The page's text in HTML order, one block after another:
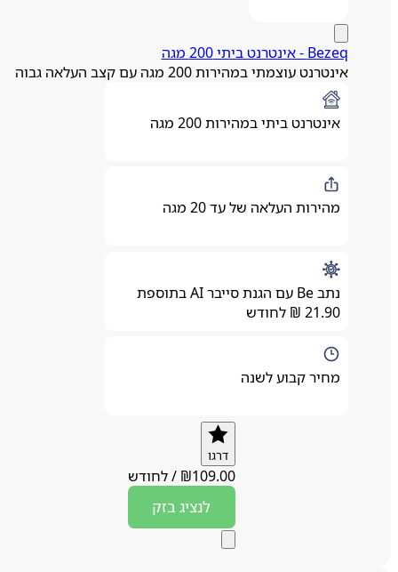
Bezeq - אינטרנט ביתי 200 מגה
אינטרנט עוצמתי במהירות 200 מגה עם קצב העלאה גבוה
אינטרנט ביתי במהירות 200 מגה
מהירות העלאה של עד 20 מגה
נתב Be עם הגנת סייבר AI בתוספת
21.90 ₪ לחודש
מחיר קבוע לשנה
₪109.00
/לחודש
לנציגבזק